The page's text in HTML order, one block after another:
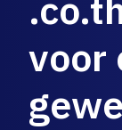
voor